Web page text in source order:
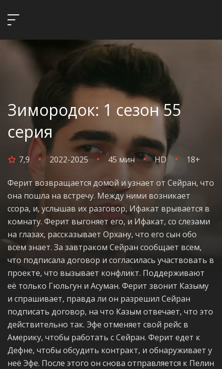
Зимородок: 1 сезон 55
серия
7,9 2022-2025 45 мин HD 18+
Ферит возвращается домой и узнает от Сейран, что
она пошла на встречу. Между ними возникает
ссора, и, услышав их разговор, Ифакат врывается в
комнату. Ферит выгоняет его, и Ифакат, со слезами
на глазах, рассказывает Орхану, что его сын обо
всем знает. За завтраком Сейран сообщает всем,
что подписала договор и согласилась участвовать в
проекте, что вызывает конфликт. Поддерживают
её только Гюльгун и Асуман. Ферит звонит Казыму
и спрашивает, правда ли он разрешил Сейран
подписать договор, на что Казым отвечает, что это
действительно так. Эфе отменяет свой рейс в
Америку, чтобы работать с Сейран. Ферит едет к
Дефне, чтобы обсудить контракт, и обнаруживает у
неё Эфе. После этого он снова отправляется к Пелин